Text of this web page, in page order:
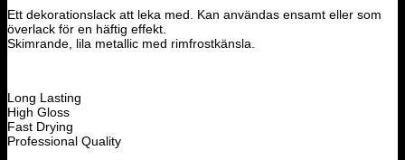
Ett dekorationslack att leka med. Kan användas ensamt eller som
överlack för en häftig effekt.
Skimrande, lila metallic med rimfrostkänsla.
Long Lasting
High Gloss
Fast Drying
Professional Quality